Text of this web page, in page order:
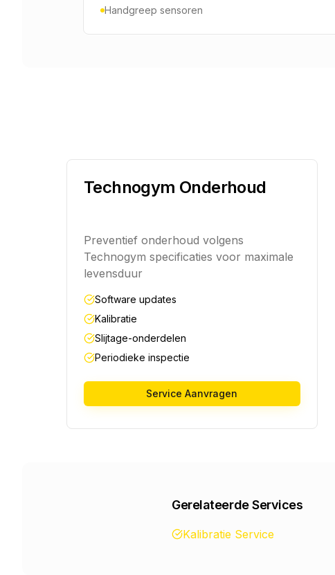
Handgreep sensoren
Technogym Onderhoud
Preventief onderhoud volgens
Technogym specificaties voor maximale
levensduur
Software updates
Kalibratie
Slijtage-onderdelen
Periodieke inspectie
Service Aanvragen
Gerelateerde Services
Kalibratie Service